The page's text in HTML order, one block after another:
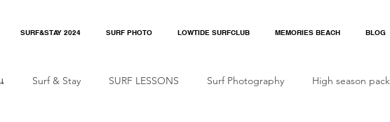
SURF&STAY 2024 SURF PHOTO LOWTIDE SURFCLUB MEMORIES BEACH BLOG
Surf & Stay SURF LESSONS Surf Photography High season